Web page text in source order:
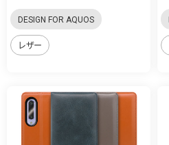
DESIGN FOR AQUOS
レザー